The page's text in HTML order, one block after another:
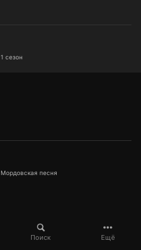
Поиск Ещё
1 сезон
Мордовская песня